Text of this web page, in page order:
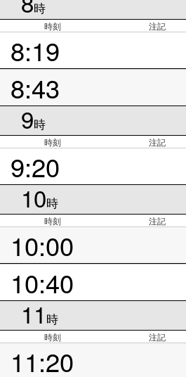
時
時刻 注記
8:19
8:43
9時
時刻 注記
9:20
10時
時刻 注記
10:00
10:40
11 時
時刻 注記
11:20